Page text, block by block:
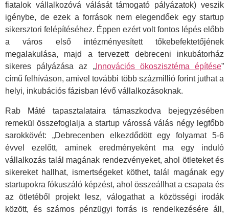
fiatalok vállalkozóvá válását támogató pályázatok) veszik
igénybe, de ezek a források nem elegendőek egy startup
sikersztori felépítéséhez. Éppen ezért volt fontos lépés előbb
a város első intézményesített tőkebefektetőjének
megalakulása, majd a tervezett debreceni inkubátorház
sikeres pályázása az „Innovációs ökoszisztéma építése”
című felhíváson, amivel további több százmillió forint juthat a
helyi, inkubációs fázisban lévő vállalkozásoknak.
Rab Máté tapasztalataira támaszkodva bejegyzésében
remekül összefoglalja a startup várossá válás négy legfőbb
sarokkövét: „Debrecenben elkezdődött egy folyamat 5-6
évvel ezelőtt, aminek eredményeként ma egy induló
vállalkozás talál magának rendezvényeket, ahol ötleteket és
sikereket hallhat, ismertségeket köthet, talál magának egy
startupokra fókuszáló képzést, ahol összeállhat a csapata és
az ötletéből projekt lesz, válogathat a közösségi irodák
között, és számos pénzügyi forrás is rendelkezésére áll,